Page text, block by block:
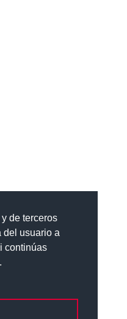
de terceros
del usuario a
continúas